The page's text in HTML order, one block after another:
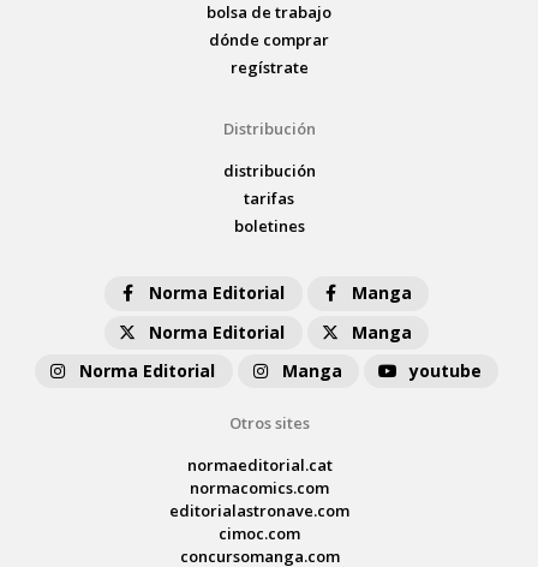
bolsa de trabajo
dónde comprar
regístrate
Distribución
distribución
tarifas
boletines
Norma Editorial
Manga
Norma Editorial
Manga
Norma Editorial
Manga youtube
Otros sites
normaeditorial.cat
normacomics.com
editorialastronave.com
cimoc.com
concursomanga.com